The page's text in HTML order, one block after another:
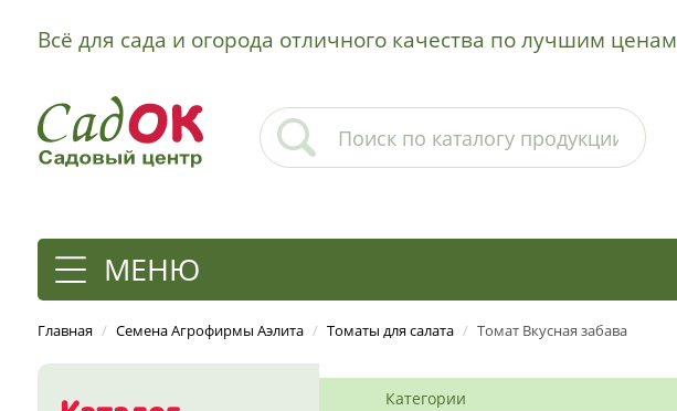
Всё для сада и огорода отличного качества по лучшим ценам
МЕНЮ
Главная / Семена Агрофирмы Аэлита / Томаты для салата / Томат Вкусная забава
Категории